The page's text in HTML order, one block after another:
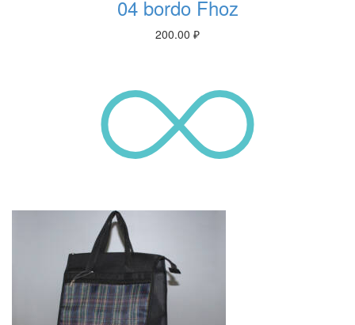
04 bordo Fhoz
200.00 ₽